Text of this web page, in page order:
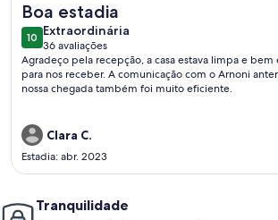
Boa estadia
1010 de 10
Extraordinária
extraordinária
36 avaliações
(36
avaliações)
Agradeço pela recepção, a casa estava limpa e
para nos receber. A comunicação com o Arnoni
nossa chegada também foi muito eficiente.
Clara C.
Estadia: abr. 2023
Tranquilidade